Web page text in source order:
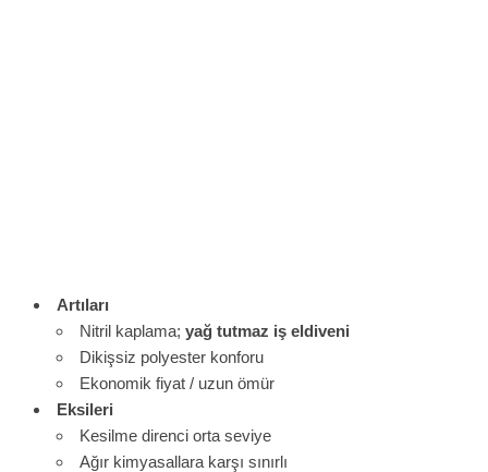
Artıları
Nitril kaplama; yağ tutmaz iş eldiveni
Dikişsiz polyester konforu
Ekonomik fiyat / uzun ömür
Eksileri
Kesilme direnci orta seviye
Ağır kimyasallara karşı sınırlı